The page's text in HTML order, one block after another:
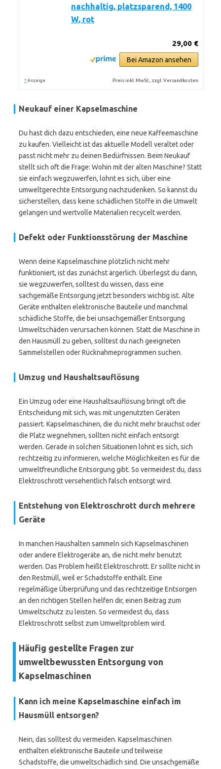
nachhaltig, platzsparend, 1400
W, rot
29,00 €
Bei Amazon ansehen
* Anzeige Preis inkl. MwSt., zzgl. Versandkosten
Neukauf einer Kapselmaschine
Du hast dich dazu entschieden, eine neue Kaffeemaschine
zu kaufen. Vielleicht ist das aktuelle Modell veraltet oder
passt nicht mehr zu deinen Bedürfnissen. Beim Neukauf
stellt sich oft die Frage: Wohin mit der alten Maschine? Statt
sie einfach wegzuwerfen, lohnt es sich, über eine
umweltgerechte Entsorgung nachzudenken. So kannst du
sicherstellen, dass keine schädlichen Stoffe in die Umwelt
gelangen und wertvolle Materialien recycelt werden.
Defekt oder Funktionsstörung der Maschine
Wenn deine Kapselmaschine plötzlich nicht mehr
funktioniert, ist das zunächst ärgerlich. Überlegst du dann,
sie wegzuwerfen, solltest du wissen, dass eine
sachgemäße Entsorgung jetzt besonders wichtig ist. Alte
Geräte enthalten elektronische Bauteile und manchmal
schädliche Stoffe, die bei unsachgemäßer Entsorgung
Umweltschäden verursachen können. Statt die Maschine in
den Hausmüll zu geben, solltest du nach geeigneten
Sammelstellen oder Rücknahmeprogrammen suchen.
Umzug und Haushaltsauflösung
Ein Umzug oder eine Haushaltsauflösung bringt oft die
Entscheidung mit sich, was mit ungenutzten Geräten
passiert. Kapselmaschinen, die du nicht mehr brauchst oder
die Platz wegnehmen, sollten nicht einfach entsorgt
werden. Gerade in solchen Situationen lohnt es sich, sich
rechtzeitig zu informieren, welche Möglichkeiten es für die
umweltfreundliche Entsorgung gibt. So vermeidest du, dass
Elektroschrott versehentlich falsch entsorgt wird.
Entstehung von Elektroschrott durch mehrere
Geräte
In manchen Haushalten sammeln sich Kapselmaschinen
oder andere Elektrogeräte an, die nicht mehr benutzt
werden. Das Problem heißt Elektroschrott. Er sollte nicht in
den Restmüll, weil er Schadstoffe enthält. Eine
regelmäßige Überprüfung und das rechtzeitige Entsorgen
an den richtigen Stellen helfen dir, einen Beitrag zum
Umweltschutz zu leisten. So vermeidest du, dass
Elektroschrott selbst zum Umweltproblem wird.
Häufig gestellte Fragen zur
umweltbewussten Entsorgung von
Kapselmaschinen
Kann ich meine Kapselmaschine einfach im
Hausmüll entsorgen?
Nein, das solltest du vermeiden. Kapselmaschinen
enthalten elektronische Bauteile und teilweise
Schadstoffe, die umweltschädlich sind. Die unsachgemäße